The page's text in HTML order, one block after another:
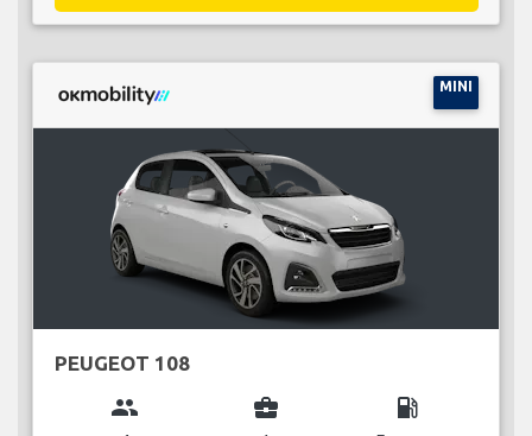
MINI
PEUGEOT 108
group business_center local_gas_station